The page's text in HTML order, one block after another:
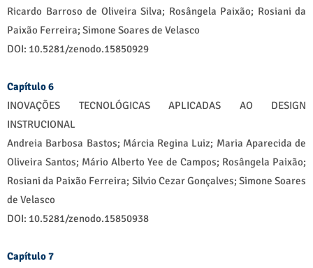
Ricardo Barroso de Oliveira Silva; Rosângela Paixão; Rosiani da
Paixão Ferreira; Simone Soares de Velasco
DOI: 10.5281/zenodo.15850929
Capítulo 6
INOVAÇÕES TECNOLÓGICAS APLICADAS AO DESIGN
INSTRUCIONAL
Andreia Barbosa Bastos; Márcia Regina Luiz; Maria Aparecida de
Oliveira Santos; Mário Alberto Yee de Campos; Rosângela Paixão;
Rosiani da Paixão Ferreira; Silvio Cezar Gonçalves; Simone Soares
de Velasco
DOI: 10.5281/zenodo.15850938
Capítulo 7